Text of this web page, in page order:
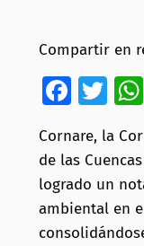
Compartir en
Cornare, la
de las
logrado un
ambiental en